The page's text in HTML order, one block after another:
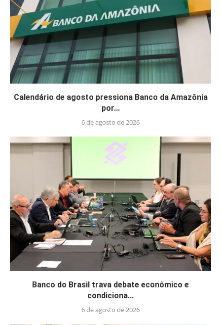
Calendário de agosto pressiona Banco da Amazônia
por...
6 de agosto de 2026
Banco do Brasil trava debate econômico e
condiciona...
6 de agosto de 2026